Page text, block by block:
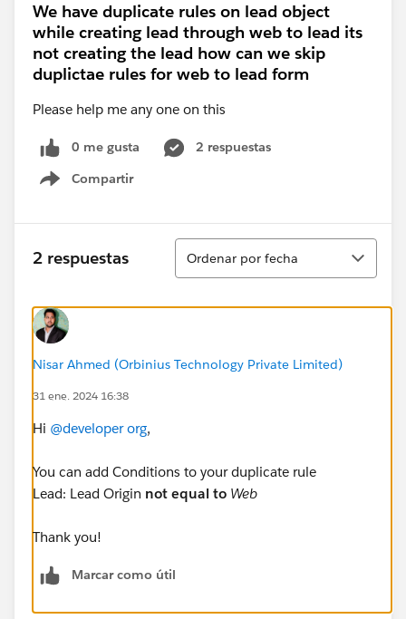
We have duplicate rules on lead object
while creating lead through web to lead its
not creating the lead how can we skip
duplictae rules for web to lead form
Please help me any one on this
0 me gusta
2 respuestas
Compartir
Show menu
2 respuestas
Ordenar
Ordenar por fecha
Nisar Ahmed (Orbinius Technology Private Limited)
31 ene. 2024 16:38
Hi @developer org,
You can add Conditions to your duplicate rule
Lead: Lead Origin not equal to Web
Thank you!
Marcar como útil